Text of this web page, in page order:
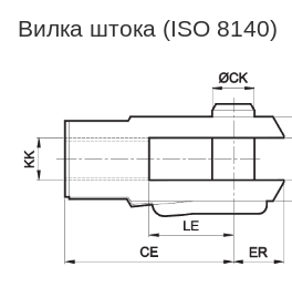
Вилка штока (ISO 8140)